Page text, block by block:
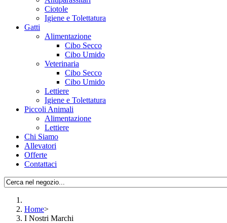
Ciotole
Igiene e Tolettatura
Gatti
Alimentazione
Cibo Secco
Cibo Umido
Veterinaria
Cibo Secco
Cibo Umido
Lettiere
Igiene e Tolettatura
Piccoli Animali
Alimentazione
Lettiere
Chi Siamo
Allevatori
Offerte
Contattaci
Home>
I Nostri Marchi